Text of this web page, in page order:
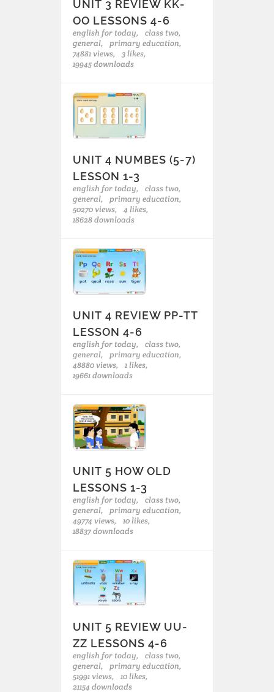
UNIT 3 REVIEW KK-
OO LESSONS 4-6
english for today,
class two,
general,
primary education,
74881 views,
3 likes,
19945 downloads
UNIT 4 NUMBES (5-7)
LESSON 1-3
english for today,
class two,
general,
primary education,
50270 views,
4 likes,
18628 downloads
UNIT 4 REVIEW PP-TT
LESSON 4-6
english for today,
class two,
general,
primary education,
48880 views,
1 likes,
19661 downloads
UNIT 5 HOW OLD
LESSONS 1-3
english for today,
class two,
general,
primary education,
49774 views,
10 likes,
18837 downloads
UNIT 5 REVIEW UU-
ZZ LESSONS 4-6
english for today,
class two,
general,
primary education,
51991 views,
10 likes,
21154 downloads